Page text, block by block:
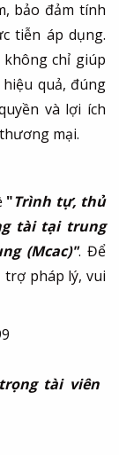
bảo đảm tính
tiễn áp dụng.
chỉ giúp
quả, đúng
và lợi ích
mại.
"Trình tự, thủ
tài tại trung
(Mcac)". Để
pháp lý, vui
tài viên